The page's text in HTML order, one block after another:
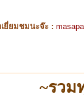
ยี่ยมชมนะจ๊ะ :
~รวม